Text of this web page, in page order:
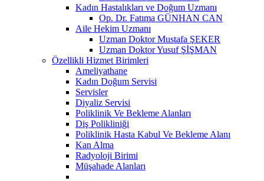
Kadın Hastalıkları ve Doğum Uzmanı
Op. Dr. Fatıma GÜNHAN CAN
Aile Hekim Uzmanı
Uzman Doktor Mustafa ŞEKER
Uzman Doktor Yusuf ŞİŞMAN
Özellikli Hizmet Birimleri
Ameliyathane
Kadın Doğum Servisi
Servisler
Diyaliz Servisi
Poliklinik Ve Bekleme Alanları
Diş Polikliniği
Poliklinik Hasta Kabul Ve Bekleme Alanı
Kan Alma
Radyoloji Birimi
Müşahade Alanları